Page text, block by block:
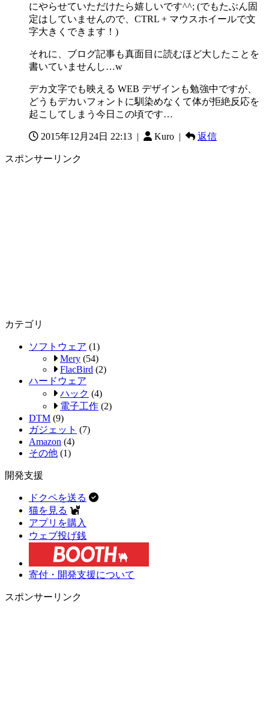
にやらせていただけたら嬉しいです^^; (でもたぶん固
定はしていませんので、CTRL + マウスホイールで文
字大きくできます！)
それに、ブログ記事も真面目に読むほど大したことを
書いていませんし…w
デカ文字でも映える WEB デザインも勉強中ですが、
どうもデカいフォントに馴染めなくて体が拒絶反応を
起こしてしまう今日この頃です…
2015年12月24日 22:13 | Kuro | 返信
スポンサーリンク
カテゴリ
ソフトウェア (1)
Mery (54)
FlacBird (2)
ハードウェア
ハック (4)
電子工作 (2)
DTM (9)
ガジェット (7)
Amazon (4)
その他 (1)
開発支援
ドクペを送る
猫を見る
アプリを購入
ウェブ投げ銭
寄付・開発支援について
スポンサーリンク